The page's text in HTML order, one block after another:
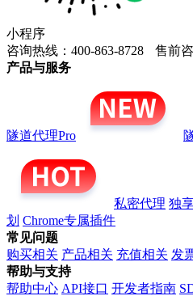
小程序
咨询热线：400-863-8728
售前咨
产品与服务
隧道代理Pro
私密代理 独
划 Chrome专属插件
常见问题
购买相关 产品相关 充值相关 发
帮助与支持
帮助中心 API接口 开发者指南